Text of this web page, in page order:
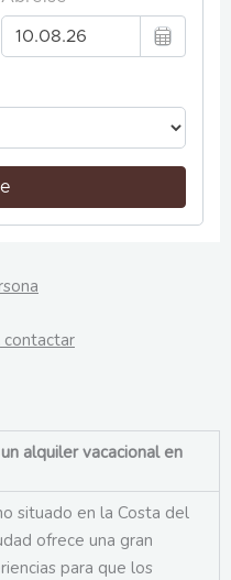
contactar
alquiler vacacional en
situado en la Costa del
ofrece una gran
para que los